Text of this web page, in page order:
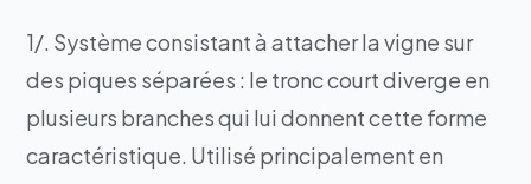
1/. Système consistant à attacher la vigne sur
des piques séparées : le tronc court diverge en
plusieurs branches qui lui donnent cette forme
caractéristique. Utilisé principalement en